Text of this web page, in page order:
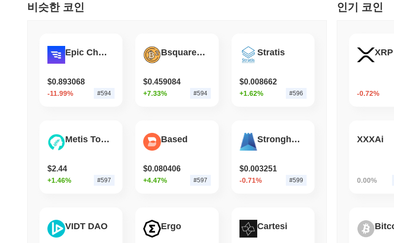
Naoris Protocol (NAORIS)는 centralized 암호화폐
지난 24시간 동안 Naoris Protocol 의 거래량은
Naoris Protocol 는 현재 ATH보다 낮게 거
Naoris Protocol 의 현재 시가총액은 얼마
Naoris Protocol 의 시가총액은 약
개의 NAORIS 토큰 유통 공급량을 기준으로 계산됩
멘텀과 비교하여 NAORIS의 가격 움직임에서 강력
온체인 거래,
BITCOIN
비슷한 코인
Epic Chain
$0.893068
-11.99% #594
Bsquared Network
$0.459084
+7.33% #594
Stratis
$0.008662
+1.62% #596
Metis Token
$2.44
+1.46% #597
Based
$0.080406
+4.47% #597
Stronghold Token
$0.003251
-0.71% #599
VIDT DAO Ergo Cartesi
인기 코인
XRP
-0.72%
XXXAi
0.00%